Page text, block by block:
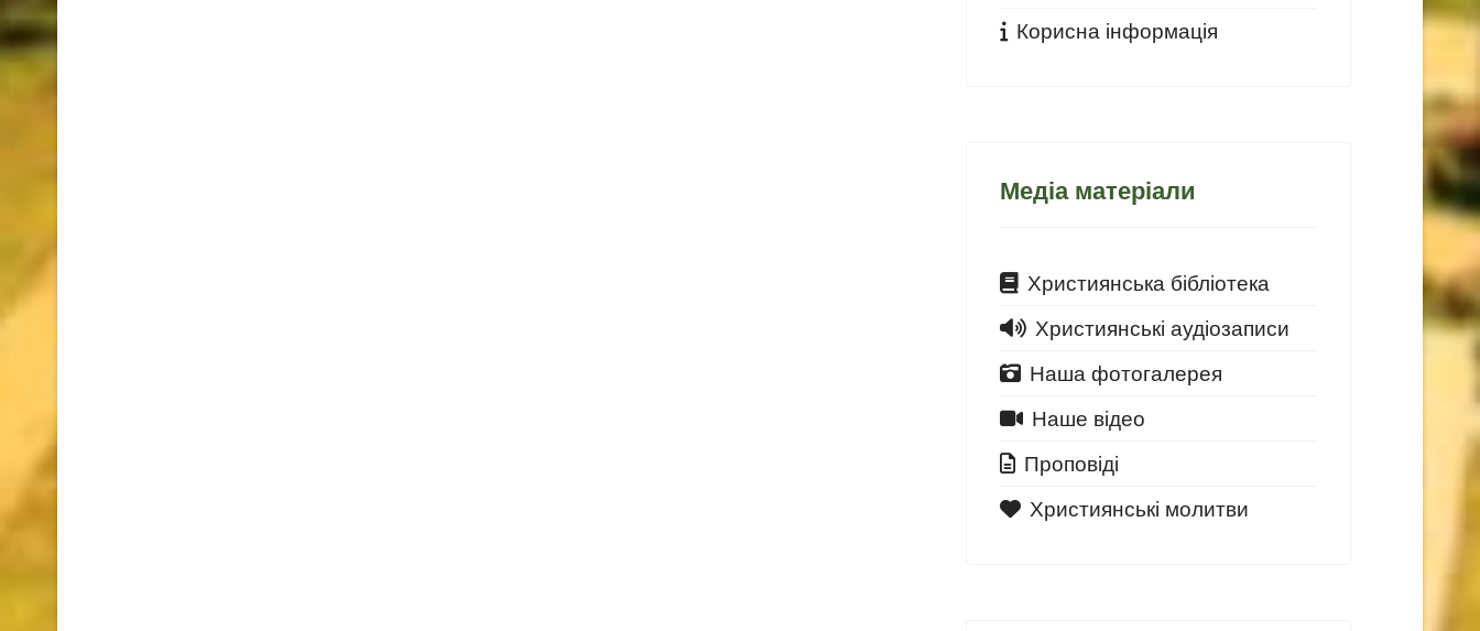
Корисна інформація
Медіа матеріали
Християнська бібліотека
Християнські аудіозаписи
Наша фотогалерея
Наше відео
Проповіді
Християнські молитви